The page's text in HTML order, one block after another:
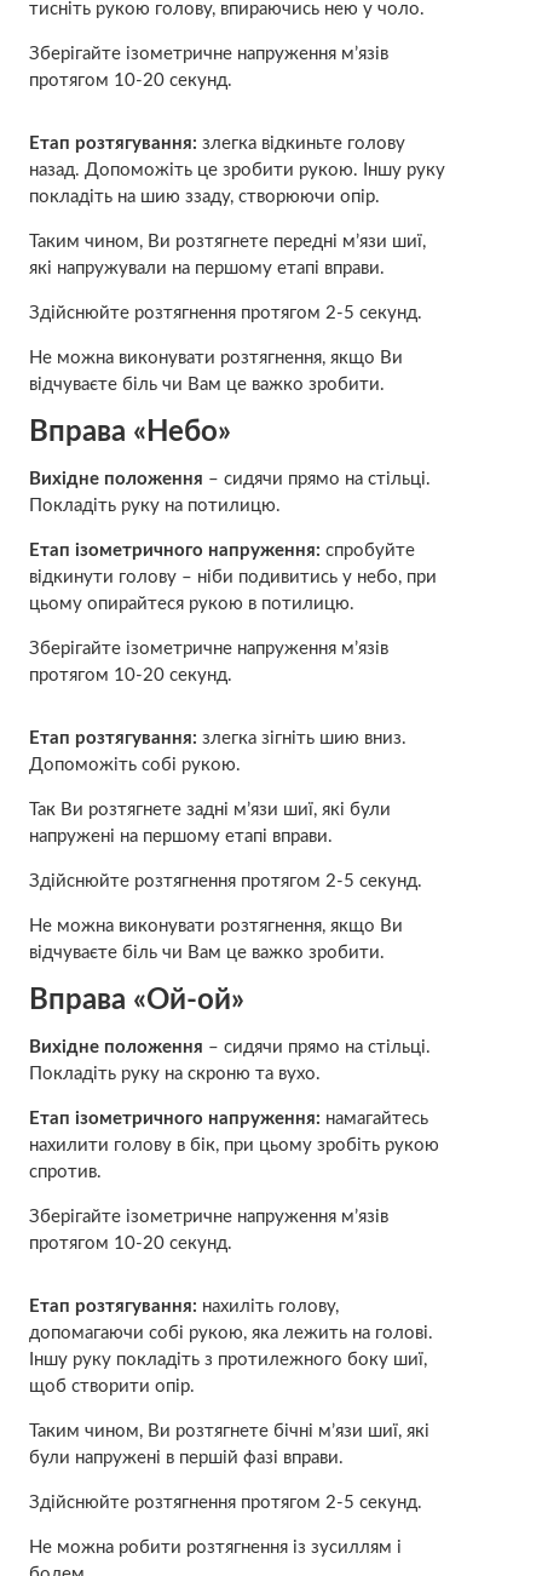
тисніть рукою голову, впираючись нею у чоло.
Зберігайте ізометричне напруження м’язів
протягом 10-20 секунд.
Етап розтягування: злегка відкиньте голову
назад. Допоможіть це зробити рукою. Іншу руку
покладіть на шию ззаду, створюючи опір.
Таким чином, Ви розтягнете передні м’язи шиї,
які напружували на першому етапі вправи.
Здійснюйте розтягнення протягом 2-5 секунд.
Не можна виконувати розтягнення, якщо Ви
відчуваєте біль чи Вам це важко зробити.
Вправа «Небо»
Вихідне положення – сидячи прямо на стільці.
Покладіть руку на потилицю.
Етап ізометричного напруження: спробуйте
відкинути голову – ніби подивитись у небо, при
цьому опирайтеся рукою в потилицю.
Зберігайте ізометричне напруження м’язів
протягом 10-20 секунд.
Етап розтягування: злегка зігніть шию вниз.
Допоможіть собі рукою.
Так Ви розтягнете задні м’язи шиї, які були
напружені на першому етапі вправи.
Здійснюйте розтягнення протягом 2-5 секунд.
Не можна виконувати розтягнення, якщо Ви
відчуваєте біль чи Вам це важко зробити.
Вправа «Ой-ой»
Вихідне положення – сидячи прямо на стільці.
Покладіть руку на скроню та вухо.
Етап ізометричного напруження: намагайтесь
нахилити голову в бік, при цьому зробіть рукою
спротив.
Зберігайте ізометричне напруження м’язів
протягом 10-20 секунд.
Етап розтягування: нахиліть голову,
допомагаючи собі рукою, яка лежить на голові.
Іншу руку покладіть з протилежного боку шиї,
щоб створити опір.
Таким чином, Ви розтягнете бічні м’язи шиї, які
були напружені в першій фазі вправи.
Здійснюйте розтягнення протягом 2-5 секунд.
Не можна робити розтягнення із зусиллям і